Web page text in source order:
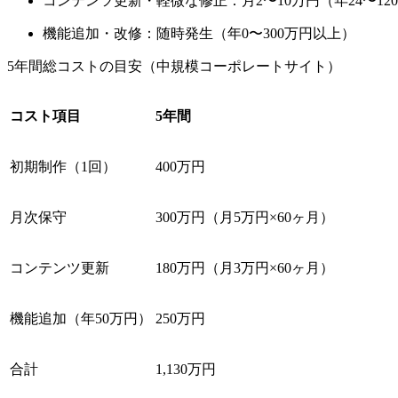
機能追加・改修：随時発生（年0〜300万円以上）
5年間総コストの目安（中規模コーポレートサイト）
コスト項目 5年間
初期制作（1回） 400万円
月次保守 300万円（月5万円×60ヶ月）
コンテンツ更新 180万円（月3万円×60ヶ月）
機能追加（年50万円） 250万円
合計 1,130万円